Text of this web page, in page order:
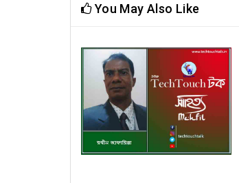
You May Also Like